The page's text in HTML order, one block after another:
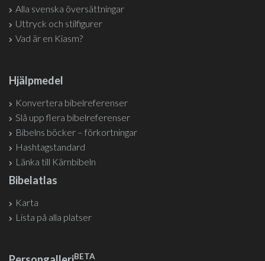
Alla svenska översättningar
Uttryck och stilfigurer
Vad är en Kiasm?
Hjälpmedel
Konvertera bibelreferenser
Slå upp flera bibelreferenser
Bibelns böcker – förkortningar
Hashtagstandard
Länka till Kärnbibeln
Bibelatlas
Karta
Lista på alla platser
BETA